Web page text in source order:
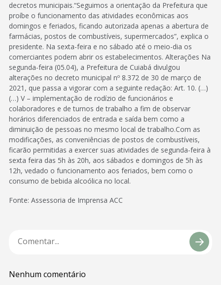
decretos municipais.“Seguimos a orientação da Prefeitura que
proíbe o funcionamento das atividades econômicas aos
domingos e feriados, ficando autorizada apenas a abertura de
farmácias, postos de combustíveis, supermercados”, explica o
presidente. Na sexta-feira e no sábado até o meio-dia os
comerciantes podem abrir os estabelecimentos. Alterações Na
segunda-feira (05.04), a Prefeitura de Cuiabá divulgou
alterações no decreto municipal nº 8.372 de 30 de março de
2021, que passa a vigorar com a seguinte redação: Art. 10. (…)
(…) V – implementação de rodízio de funcionários e
colaboradores e de turnos de trabalho a fim de observar
horários diferenciados de entrada e saída bem como a
diminuição de pessoas no mesmo local de trabalho.Com as
modificações, as conveniências de postos de combustíveis,
ficarão permitidas a exercer suas atividades de segunda-feira à
sexta feira das 5h às 20h, aos sábados e domingos de 5h às
12h, vedado o funcionamento aos feriados, bem como o
consumo de bebida alcoólica no local.
Fonte: Assessoria de Imprensa ACC
Nenhum comentário